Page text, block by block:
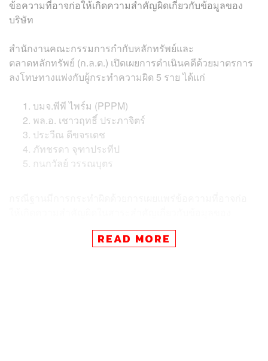
ข้อความที่อาจก่อให้เกิดความสำคัญผิดเกี่ยวกับข้อมูลของ
บริษัท
สำนักงานคณะกรรมการกำกับหลักทรัพย์และ
ตลาดหลักทรัพย์ (ก.ล.ต.) เปิดเผยการดำเนินคดีด้วยมาตรการ
ลงโทษทางแพ่งกับผู้กระทำความผิด 5 ราย ได้แก่
บมจ.พีพี ไพร์ม (PPPM)
พล.อ. เชาวฤทธิ์ ประภาจิตร์
ประวีณ ดีขจรเดช
ภัทชรดา จุฑาประทีป
กนกวัลย์ วรรณบุตร
PPPM โดยให้ผู้กระทำความผิดชำระเงินตามมาตรการ
ลงโทษทางแพ่งรวม 5,153,310 บาท และกำหนดระยะเวลา
READ MORE